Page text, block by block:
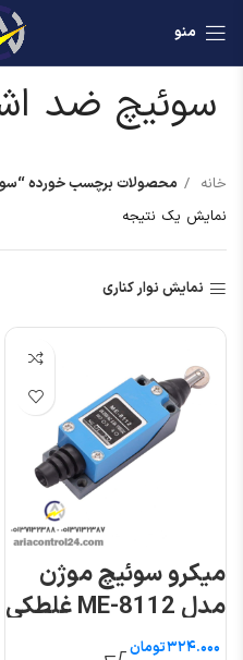
منو
سوئیچ ضد
خانه
محصولات برچسب خورده
نمایش یک نتیجه
نمایش نوار کناری
میکرو سوئیچ موژن
مدل ME-8112 غلطکی
فشاریتومان